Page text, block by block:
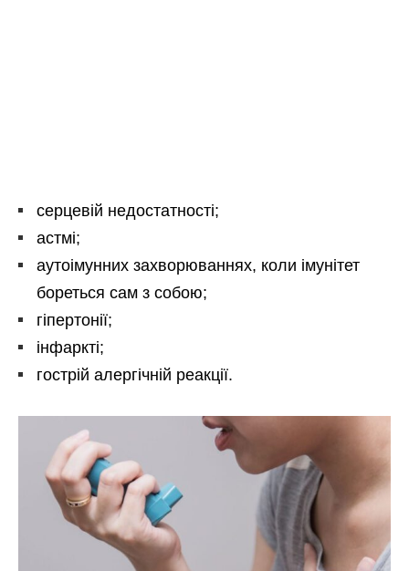
серцевій недостатності;
астмі;
аутоімунних захворюваннях, коли імунітет
бореться сам з собою;
гіпертонії;
інфаркті;
гострій алергічній реакції.